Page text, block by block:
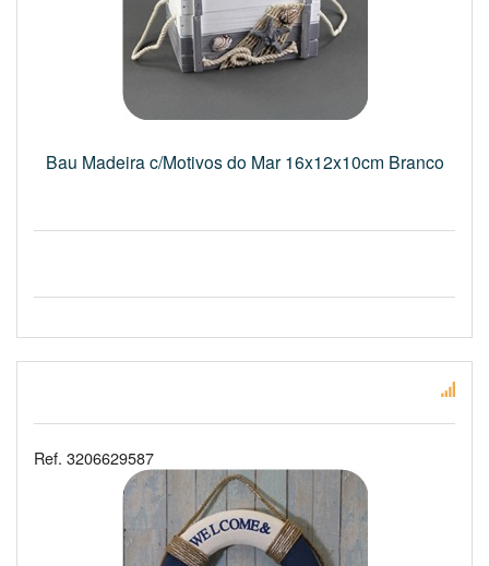
Bau Madeira c/Motivos do Mar 16x12x10cm Branco
Ref. 3206629587